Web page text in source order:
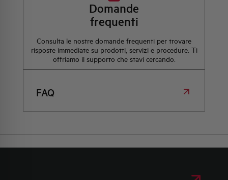
Domande
frequenti
Consulta le nostre domande frequenti per trovare
risposte immediate su prodotti, servizi e procedure. Ti
offriamo il supporto che stavi cercando.
FAQ